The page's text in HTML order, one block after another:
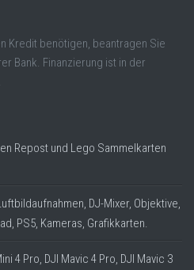
Kredit benötigen, beantragen Sie
Bank. Finanzierung ist in der
Repost und Lego Sammelkarten
DJ-Mixer, Objektive,
PS5, Kameras, Grafikkarten.
4 Pro, DJI Mavic 4 Pro, DJI Mavic 3